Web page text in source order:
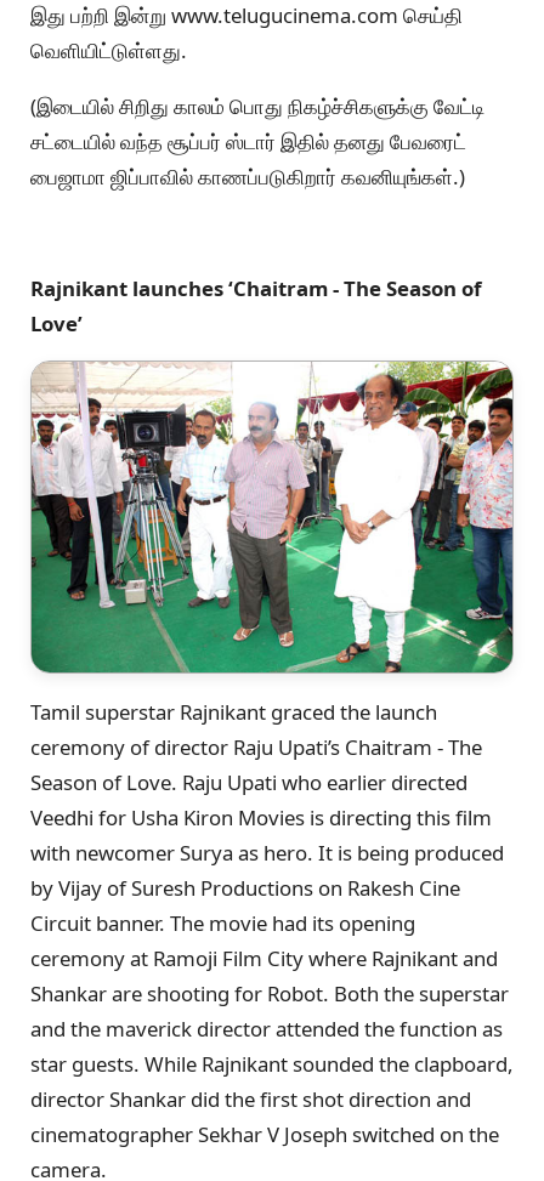
இது பற்றி இன்று www.telugucinema.com செய்தி
வெளியிட்டுள்ளது.
(இடையில் சிறிது காலம் பொது நிகழ்ச்சிகளுக்கு வேட்டி
சட்டையில் வந்த சூப்பர் ஸ்டார் இதில் தனது பேவரைட்
பைஜாமா ஜிப்பாவில் காணப்படுகிறார் கவனியுங்கள்.)
Rajnikant launches ‘Chaitram - The Season of
Love’
Tamil superstar Rajnikant graced the launch
ceremony of director Raju Upati’s Chaitram - The
Season of Love. Raju Upati who earlier directed
Veedhi for Usha Kiron Movies is directing this film
with newcomer Surya as hero. It is being produced
by Vijay of Suresh Productions on Rakesh Cine
Circuit banner. The movie had its opening
ceremony at Ramoji Film City where Rajnikant and
Shankar are shooting for Robot. Both the superstar
and the maverick director attended the function as
star guests. While Rajnikant sounded the clapboard,
director Shankar did the first shot direction and
cinematographer Sekhar V Joseph switched on the
camera.